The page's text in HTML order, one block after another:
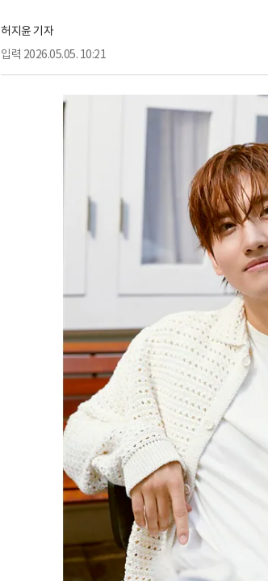
허지윤 기자
입력 2026.05.05. 10:21